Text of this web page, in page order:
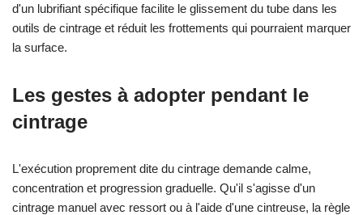
d'un lubrifiant spécifique facilite le glissement du tube dans les
outils de cintrage et réduit les frottements qui pourraient marquer
la surface.
Les gestes à adopter pendant le
cintrage
L'exécution proprement dite du cintrage demande calme,
concentration et progression graduelle. Qu'il s'agisse d'un
cintrage manuel avec ressort ou à l'aide d'une cintreuse, la règle